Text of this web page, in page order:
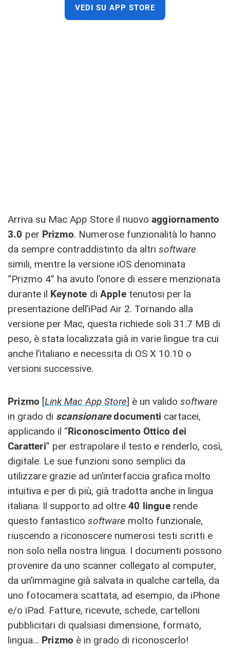
VEDI SU APP STORE
Arriva su Mac App Store il nuovo aggiornamento
3.0 per Prizmo. Numerose funzionalità lo hanno
da sempre contraddistinto da altri software
simili, mentre la versione iOS denominata
“Prizmo 4” ha avuto l’onore di essere menzionata
durante il Keynote di Appletenutosi per la
presentazione dell’iPad Air 2. Tornando alla
versione per Mac, questa richiede soli 31.7 MB di
peso, è stata localizzata già in varie lingue tra cui
anche l’italiano e necessita di OS X 10.10 o
versioni successive.
Prizmo [Link Mac App Store] è un validosoftware
in grado di scansionaredocumenti cartacei,
applicando il “Riconoscimento Ottico dei
Caratteri” per estrapolare il testo e renderlo, così,
digitale. Le sue funzioni sono semplici da
utilizzare grazie ad un’interfaccia grafica molto
intuitiva e per di più, già tradotta anche in lingua
italiana. Il supporto ad oltre 40 linguerende
questo fantastico software molto funzionale,
riuscendo a riconoscere numerosi testi scritti e
non solo nella nostra lingua. I documenti possono
provenire da uno scanner collegato al computer,
da un’immagine già salvata in qualche cartella, da
uno fotocamera scattata, ad esempio, da iPhone
e/o iPad. Fatture, ricevute, schede, cartelloni
pubblicitari di qualsiasi dimensione, formato,
lingua… Prizmo è in grado di riconoscerlo!